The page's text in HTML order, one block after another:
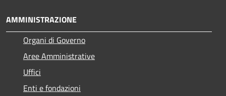
AMMINISTRAZIONE
Organi di Governo
Aree Amministrative
Uffici
Enti e fondazioni